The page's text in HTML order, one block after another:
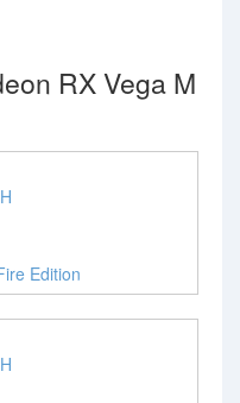
RX Vega M
Edition